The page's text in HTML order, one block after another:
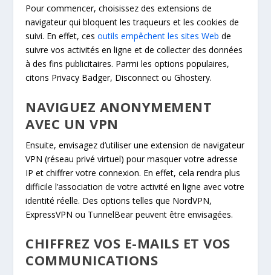
Pour commencer, choisissez des extensions de
navigateur qui bloquent les traqueurs et les cookies de
suivi. En effet, cesoutils empêchent les sites Web de
suivre vos activités en ligne et de collecter des données
à des fins publicitaires. Parmi les options populaires,
citons Privacy Badger, Disconnect ou Ghostery.
NAVIGUEZ ANONYMEMENT
AVEC UN VPN
Ensuite, envisagez d’utiliser une extension de navigateur
VPN (réseau privé virtuel) pour masquer votre adresse
IP et chiffrer votre connexion. En effet, cela rendra plus
difficile l’association de votre activité en ligne avec votre
identité réelle. Des options telles que NordVPN,
ExpressVPN ou TunnelBear peuvent être envisagées.
CHIFFREZ VOS E-MAILS ET VOS
COMMUNICATIONS